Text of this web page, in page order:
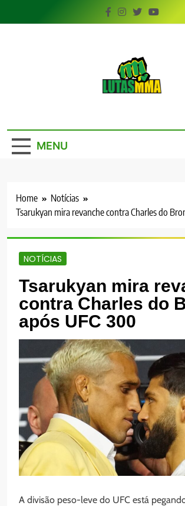
to
MENU
Home
Notícias
Tsarukyan mira revanche contra Charles do
NOTÍCIAS
Tsarukyan mira
contra Charles do
após UFC 300
A divisão peso-leve do UFC está